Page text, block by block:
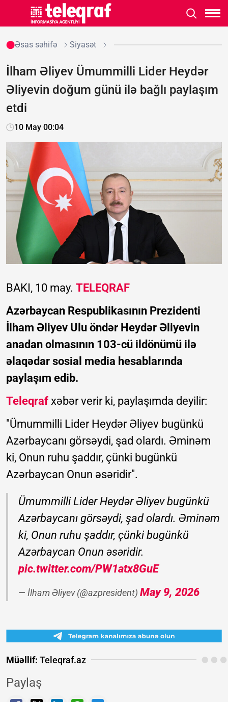
Əsas səhifə Siyasət
İlham Əliyev Ümummilli Lider Heydər
Əliyevin doğum günü ilə bağlı paylaşım
etdi
10 May 00:04
BAKI, 10 may. TELEQRAF
Azərbaycan Respublikasının Prezidenti
İlham Əliyev Ulu öndər Heydər Əliyevin
anadan olmasının 103-cü ildönümü ilə
əlaqədar sosial media hesablarında
paylaşım edib.
Teleqraf xəbər verir ki, paylaşımda deyilir:
"Ümummilli Lider Heydər Əliyev bugünkü
Azərbaycanı görsəydi, şad olardı. Əminəm
ki, Onun ruhu şaddır, çünki bugünkü
Azərbaycan Onun əsəridir".
Ümummilli Lider Heydər Əliyev bugünkü
Azərbaycanı görsəydi, şad olardı. Əminəm
ki, Onun ruhu şaddır, çünki bugünkü
Azərbaycan Onun əsəridir.
pic.twitter.com/PW1atx8GuE
— İlham Əliyev (@azpresident) May 9, 2026
Müəllif: Teleqraf.az
Paylaş